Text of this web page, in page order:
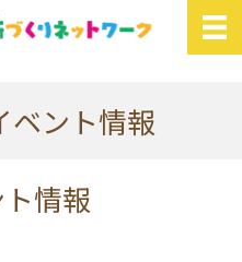
ベント情報
情報